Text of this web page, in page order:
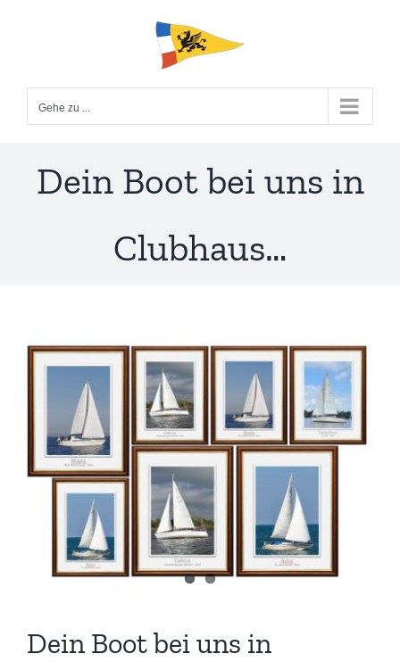
Gehe zu ...
Dein Boot bei uns in
Clubhaus…
Zeige
grösseres
Dein Boot bei uns in